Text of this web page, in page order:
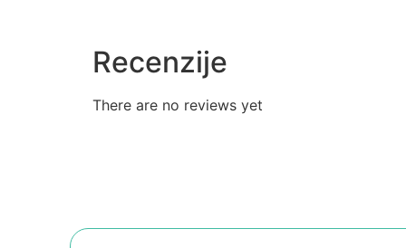
Recenzije
There are no reviews yet